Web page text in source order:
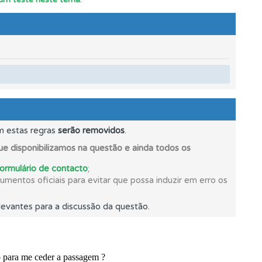
estas regras serão removidos.
disponibilizamos na questão e ainda todos os
de contacto;
oficiais para evitar que possa induzir em erro os
para a discussão da questão.